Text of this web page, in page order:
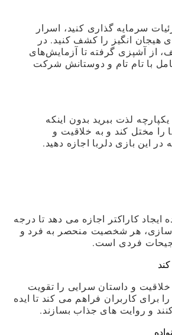
سرمایه گذاری کنید، اسرار
هیجان انگیز را کشف کنید. در
از آشپزی گرفته تا آزمایش‌های
با تام تام و دوستانش شرکت
لذت ببرید بدون اینکه
را مختل کند و به خلاقیت و
این بازی دلربا اجازه دهید.
ایجاد کاراکتر اجازه می دهد تا درجه
سازی، هر شخصیت منحصر به فرد و
فردی است.
خلاقیت و داستان سرایی را تقویت
برای کاربران فراهم می کند تا ایده
و روایت های جذاب بسازند.